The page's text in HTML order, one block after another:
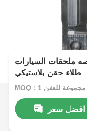
ملحقات السيارات
طلاء حقن بلاستيكي
MOQ：1 مجموعة للعفن
افضل سعر